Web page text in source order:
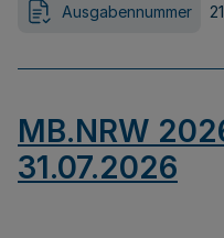
Ausgabennummer
MB.NRW
31.07.2026